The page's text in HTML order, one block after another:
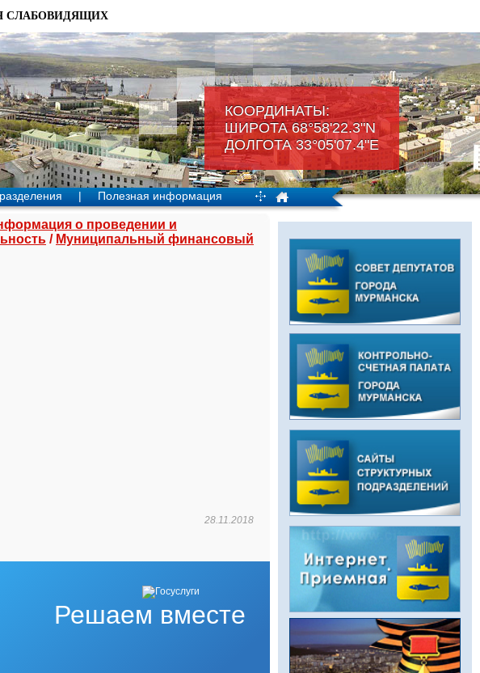
КООРДИНАТЫ:
ШИРОТА 68°58'22.3"N
ДОЛГОТА 33°05'07.4"Е
СЛАБОВИДЯЩИХ
| Полезная информация
о проведении и
/ Муниципальный финансовый
28.11.2018
Решаем вместе